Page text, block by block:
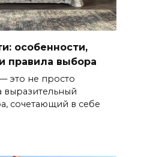
особенности,
правила выбора
это не просто
выразительный
сочетающий в себе